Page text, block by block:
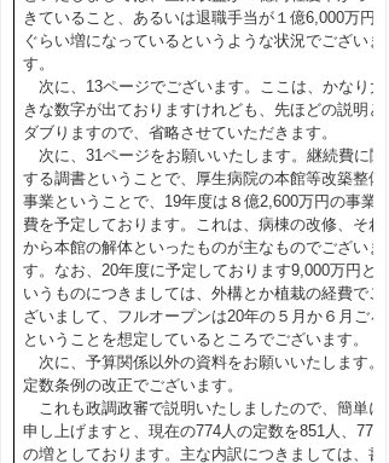
きていること、あるいは退職手当が１億6,000万円
ぐらい増になっているというような状況でございま
す。
次に、13ページでございます。ここは、かなり大
きな数字が出ておりますけれども、先ほどの説明と
ダブりますので、省略させていただきます。
次に、31ページをお願いいたします。継続費に関
する調書ということで、厚生病院の本館等改築整備
事業ということで、19年度は８億2,600万円の事業
費を予定しております。これは、病棟の改修、それ
から本館の解体といったものが主なものでございま
す。なお、20年度に予定しております9,000万円と
いうものにつきましては、外構とか植栽の経費でご
ざいまして、フルオープンは20年の５月か６月ごろ
ということを想定しているところでございます。
次に、予算関係以外の資料をお願いいたします。
定数条例の改正でございます。
これも政調政審で説明いたしましたので、簡単に
申し上げますと、現在の774人の定数を851人、77人
の増としております。主な内訳につきましては、書